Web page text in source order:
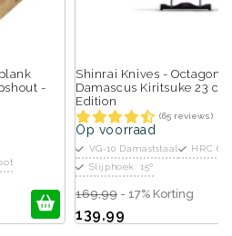
-
Shinrai Knives - Octagon
Damascus Kiritsuke 23
Edition
(65 reviews)
Op voorraad
VG-10 Damaststaal
HRC 62
Slijphoek: 15º
169,99 - 17% Korting
139,99